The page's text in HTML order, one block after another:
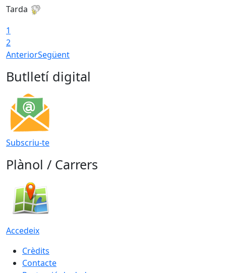
Tarda
1
2
AnteriorSegüent
Butlletí digital
Subscriu-te
Plànol / Carrers
Accedeix
Crèdits
Contacte